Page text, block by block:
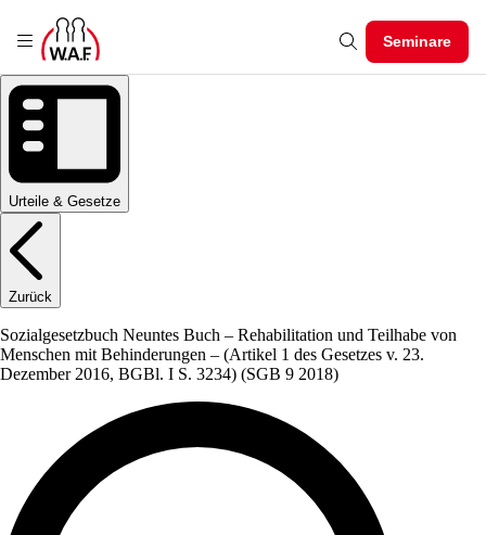
Seminare
Urteile & Gesetze
Zurück
Sozialgesetzbuch Neuntes Buch – Rehabilitation und Teilhabe von
Menschen mit Behinderungen – (Artikel 1 des Gesetzes v. 23.
Dezember 2016, BGBl. I S. 3234) (SGB 9 2018)